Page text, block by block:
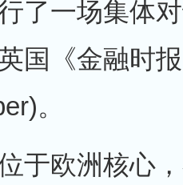
了一场集体
国《金融时
。
于欧洲核心